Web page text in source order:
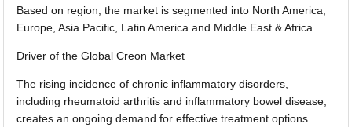
Based on region, the market is segmented into North America,
Europe, Asia Pacific, Latin America and Middle East & Africa.
Driver of the Global Creon Market
The rising incidence of chronic inflammatory disorders,
including rheumatoid arthritis and inflammatory bowel disease,
creates an ongoing demand for effective treatment options.